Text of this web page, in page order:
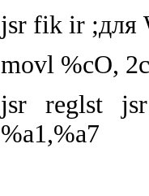
jsr fik ir ;для
movl %cO,
jsr reglst
%a1,%a7